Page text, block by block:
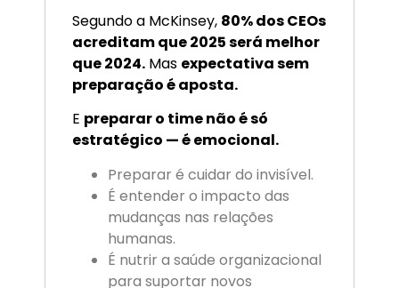
Segundo a McKinsey, 80% dos CEOs
acreditam que 2025 será melhor
que 2024. Mas expectativa sem
preparação é aposta.
E preparar o time não é só
estratégico — é emocional.
Preparar é cuidar do invisível.
É entender o impacto das
mudanças nas relações
humanas.
É nutrir a saúde organizacional
para suportar novos